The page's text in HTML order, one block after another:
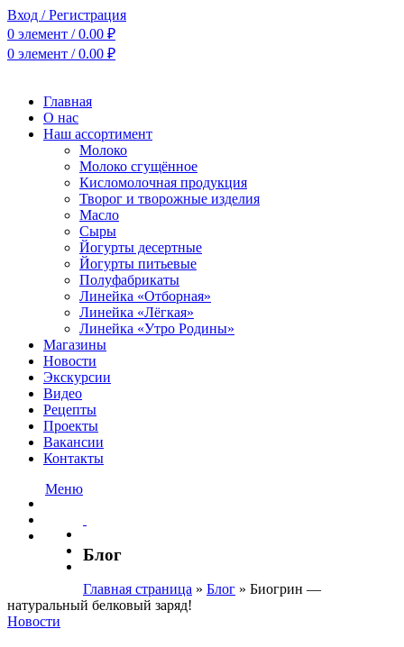
Вход / Регистрация
0 элемент / 0.00 ₽
0 элемент / 0.00 ₽
Главная
О нас
Наш ассортимент
Молоко
Молоко сгущённое
Кисломолочная продукция
Творог и творожные изделия
Масло
Сыры
Йогурты десертные
Йогурты питьевые
Полуфабрикаты
Линейка «Отборная»
Линейка «Лёгкая»
Линейка «Утро Родины»
Магазины
Новости
Экскурсии
Видео
Рецепты
Проекты
Вакансии
Контакты
Меню
Блог
Главная страница » Блог » Биогрин —
натуральный белковый заряд!
Новости